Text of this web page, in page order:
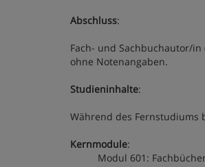
Abschluss:
Fach- und Sachbuchautor/
ohne Notenangaben.
Studieninhalte:
Während des Fernstudiums
Kernmodule:
Modul 601: